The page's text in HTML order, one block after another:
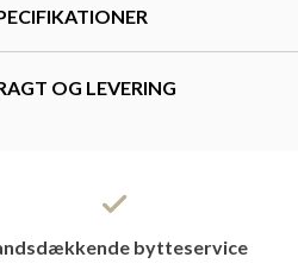
OG LEVERING
bytteservice